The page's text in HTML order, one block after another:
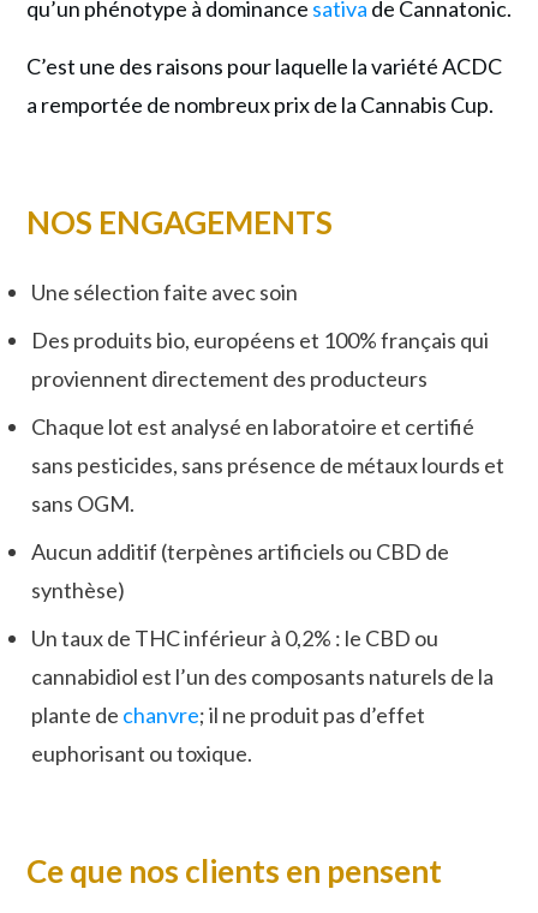
qu’un phénotype à dominance sativa de Cannatonic.
C’est une des raisons pour laquelle la variété ACDC
a remportée de nombreux prix de la Cannabis Cup.
NOS ENGAGEMENTS
Une sélection faite avec soin
Des produits bio, européens et 100% français qui
proviennent directement des producteurs
Chaque lot est analysé en laboratoire et certifié
sans pesticides, sans présence de métaux lourds et
sans OGM.
Aucun additif (terpènes artificiels ou CBD de
synthèse)
Un taux de THC inférieur à 0,2% : le CBD ou
cannabidiol est l’un des composants naturels de la
plante de chanvre; il ne produit pas d’effet
euphorisant ou toxique.
Ce que nos clients en pensent